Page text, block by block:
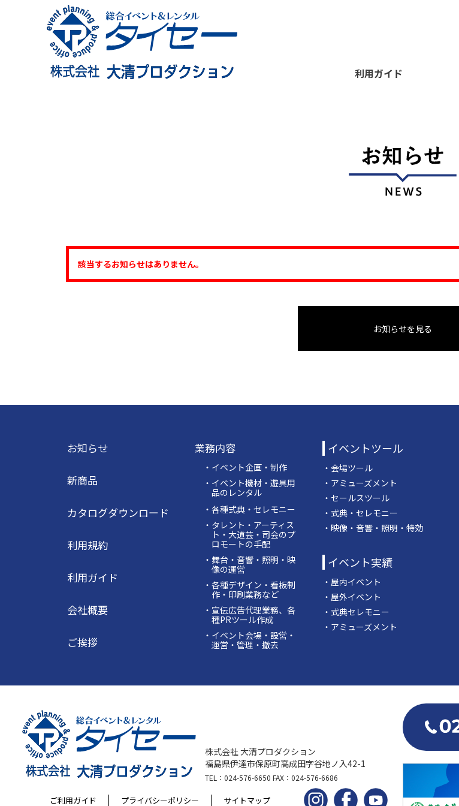
利用ガイド
イベントツール
イベント実績
利用ガイド
該当するお知らせはありません。
お知らせを見る
お知らせ
新商品
カタログダウンロード
利用規約
利用ガイド
会社概要
ご挨拶
業務内容
・イベント企画・制作
・イベント機材・遊具用
品のレンタル
・各種式典・セレモニー
・タレント・アーティス
ト・大道芸・司会のプ
ロモートの手配
・舞台・音響・照明・映
像の運営
・各種デザイン・看板制
作・印刷業務など
・宣伝広告代理業務、各
種PRツール作成
・イベント会場・設営・
運営・管理・撤去
イベントツール
・会場ツール
・アミューズメント
・セールスツール
・式典・セレモニー
・映像・音響・照明・特効
イベント実績
・屋内イベント
・屋外イベント
・式典セレモニー
・アミューズメント
株式会社 大清プロダクション
福島県伊達市保原町高成田字谷地ノ入42-1
TEL：024-576-6650 FAX：024-576-6686
ご利用ガイド プライバシーポリシー サイトマップ